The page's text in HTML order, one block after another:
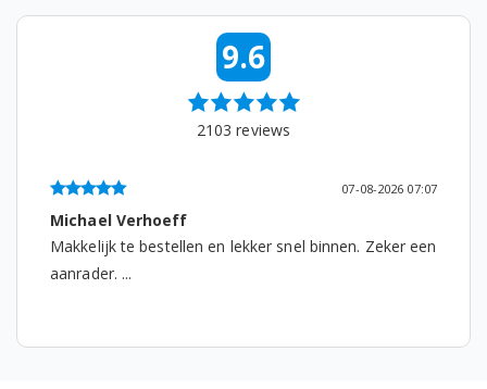
Bosch CTL636ES6W/04
Bosch CTL636ES6W/05
Bosch CTL836EC6/06
9.6
2103 reviews
07-08-2026 07:07
Michael Verhoeff
Makkelijk te bestellen en lekker snel binnen. Zeker een
aanrader. ...